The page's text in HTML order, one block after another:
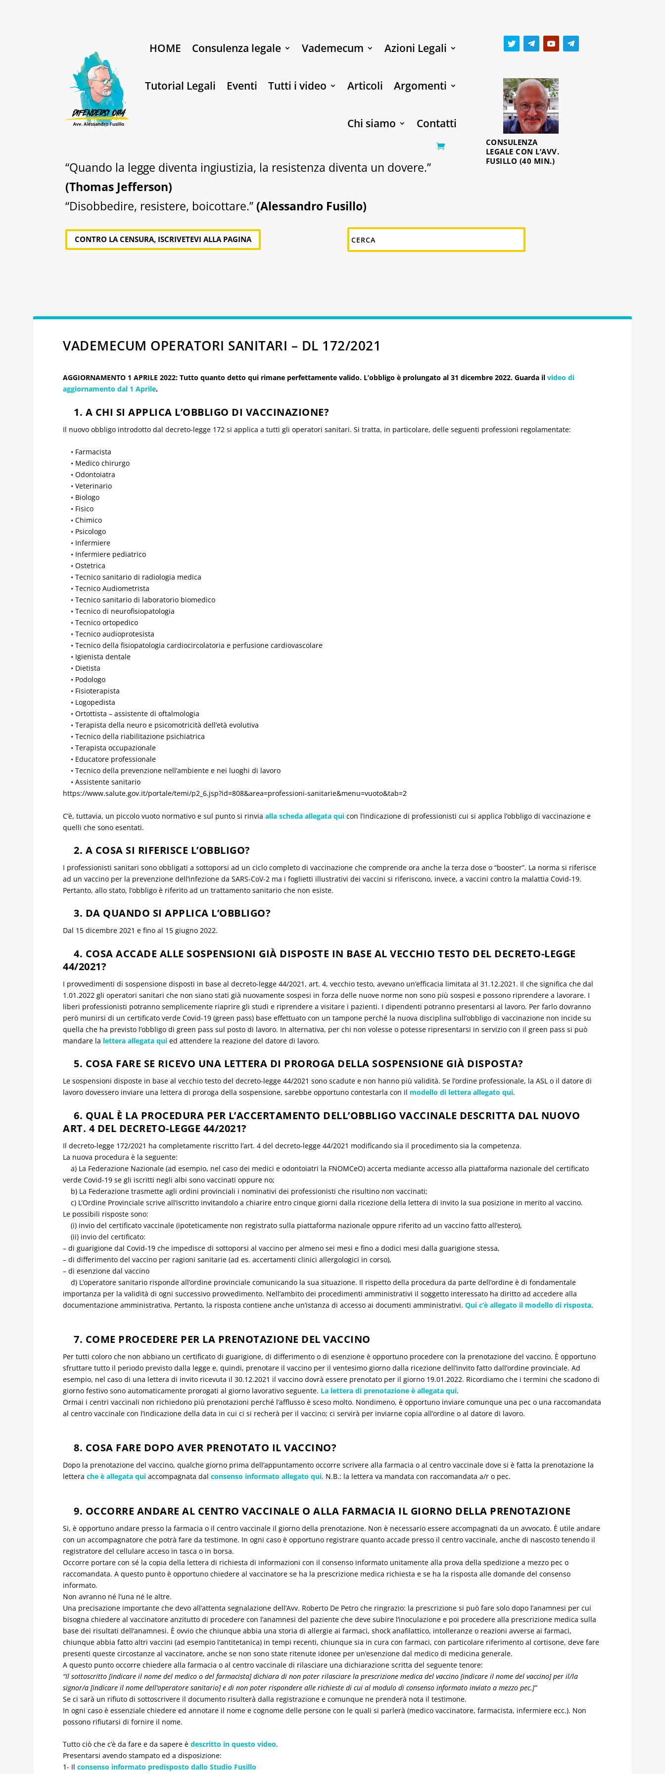
HOME Consulenza legale Vademecum Azioni Legali
Tutorial Legali Eventi Tutti i video Articoli Argomenti
Chi siamo Contatti
“Quando la legge diventa ingiustizia, la resistenza diventa un dovere.”
(Thomas Jefferson)
“Disobbedire, resistere, boicottare.” (Alessandro Fusillo)
CONSULENZA
LEGALE CON L’AVV.
FUSILLO (40 MIN.)
CONTRO LA CENSURA, ISCRIVETEVI ALLA PAGINA
VADEMECUM OPERATORI SANITARI – DL 172/2021
AGGIORNAMENTO 1 APRILE 2022: Tutto quanto detto qui rimane perfettamente valido. L’obbligo è prolungato al 31 dicembre 2022. Guarda ilvideo di
aggiornamento dal 1 Aprile.
1. A CHI SI APPLICA L’OBBLIGO DI VACCINAZIONE?
Il nuovo obbligo introdotto dal decreto-legge 172 si applica a tutti gli operatori sanitari. Si tratta, in particolare, delle seguenti professioni regolamentate:
• Farmacista
• Medico chirurgo
• Odontoiatra
• Veterinario
• Biologo
• Fisico
• Chimico
• Psicologo
• Infermiere
• Infermiere pediatrico
• Ostetrica
• Tecnico sanitario di radiologia medica
• Tecnico Audiometrista
• Tecnico sanitario di laboratorio biomedico
• Tecnico di neurofisiopatologia
• Tecnico ortopedico
• Tecnico audioprotesista
• Tecnico della fisiopatologia cardiocircolatoria e perfusione cardiovascolare
• Igienista dentale
• Dietista
• Podologo
• Fisioterapista
• Logopedista
• Ortottista – assistente di oftalmologia
• Terapista della neuro e psicomotricità dell’età evolutiva
• Tecnico della riabilitazione psichiatrica
• Terapista occupazionale
• Educatore professionale
• Tecnico della prevenzione nell’ambiente e nei luoghi di lavoro
• Assistente sanitario
https://www.salute.gov.it/portale/temi/p2_6.jsp?id=808&area=professioni-sanitarie&menu=vuoto&tab=2
C’è, tuttavia, un piccolo vuoto normativo e sul punto si rinviaalla scheda allegata qui con l’indicazione di professionisti cui si applica l’obbligo di vaccinazione e
quelli che sono esentati.
2. A COSA SI RIFERISCE L’OBBLIGO?
I professionisti sanitari sono obbligati a sottoporsi ad un ciclo completo di vaccinazione che comprende ora anche la terza dose o “booster”. La norma si riferisce
ad un vaccino per la prevenzione dell’infezione da SARS-CoV-2 ma i foglietti illustrativi dei vaccini si riferiscono, invece, a vaccini contro la malattia Covid-19.
Pertanto, allo stato, l’obbligo è riferito ad un trattamento sanitario che non esiste.
3. DA QUANDO SI APPLICA L’OBBLIGO?
Dal 15 dicembre 2021 e fino al 15 giugno 2022.
4. COSA ACCADE ALLE SOSPENSIONI GIÀ DISPOSTE IN BASE AL VECCHIO TESTO DEL DECRETO-LEGGE
44/2021?
I provvedimenti di sospensione disposti in base al decreto-legge 44/2021, art. 4, vecchio testo, avevano un’efficacia limitata al 31.12.2021. Il che significa che dal
1.01.2022 gli operatori sanitari che non siano stati già nuovamente sospesi in forza delle nuove norme non sono più sospesi e possono riprendere a lavorare. I
liberi professionisti potranno semplicemente riaprire gli studi e riprendere a visitare i pazienti. I dipendenti potranno presentarsi al lavoro. Per farlo dovranno
però munirsi di un certificato verde Covid-19 (green pass) base effettuato con un tampone perché la nuova disciplina sull’obbligo di vaccinazione non incide su
quella che ha previsto l’obbligo di green pass sul posto di lavoro. In alternativa, per chi non volesse o potesse ripresentarsi in servizio con il green pass si può
mandare la lettera allegata qui ed attendere la reazione del datore di lavoro.
5. COSA FARE SE RICEVO UNA LETTERA DI PROROGA DELLA SOSPENSIONE GIÀ DISPOSTA?
Le sospensioni disposte in base al vecchio testo del decreto-legge 44/2021 sono scadute e non hanno più validità. Se l’ordine professionale, la ASL o il datore di
lavoro dovessero inviare una lettera di proroga della sospensione, sarebbe opportuno contestarla con il modello di lettera allegato qui.
6. QUAL È LA PROCEDURA PER L’ACCERTAMENTO DELL’OBBLIGO VACCINALE DESCRITTA DAL NUOVO
ART. 4 DEL DECRETO-LEGGE 44/2021?
Il decreto-legge 172/2021 ha completamente riscritto l’art. 4 del decreto-legge 44/2021 modificando sia il procedimento sia la competenza.
La nuova procedura è la seguente:
a) La Federazione Nazionale (ad esempio, nel caso dei medici e odontoiatri la FNOMCeO) accerta mediante accesso alla piattaforma nazionale del certificato
verde Covid-19 se gli iscritti negli albi sono vaccinati oppure no;
b) La Federazione trasmette agli ordini provinciali i nominativi dei professionisti che risultino non vaccinati;
c) L’Ordine Provinciale scrive all’iscritto invitandolo a chiarire entro cinque giorni dalla ricezione della lettera di invito la sua posizione in merito al vaccino.
Le possibili risposte sono:
(i) invio del certificato vaccinale (ipoteticamente non registrato sulla piattaforma nazionale oppure riferito ad un vaccino fatto all’estero),
(ii) invio del certificato:
– di guarigione dal Covid-19 che impedisce di sottoporsi al vaccino per almeno sei mesi e fino a dodici mesi dalla guarigione stessa,
– di differimento del vaccino per ragioni sanitarie (ad es. accertamenti clinici allergologici in corso),
– di esenzione dal vaccino
d) L’operatore sanitario risponde all’ordine provinciale comunicando la sua situazione. Il rispetto della procedura da parte dell’ordine è di fondamentale
importanza per la validità di ogni successivo provvedimento. Nell’ambito dei procedimenti amministrativi il soggetto interessato ha diritto ad accedere alla
documentazione amministrativa. Pertanto, la risposta contiene anche un’istanza di accesso ai documenti amministrativi.Qui c’è allegato il modello di risposta.
7. COME PROCEDERE PER LA PRENOTAZIONE DEL VACCINO
Per tutti coloro che non abbiano un certificato di guarigione, di differimento o di esenzione è opportuno procedere con la prenotazione del vaccino. È opportuno
sfruttare tutto il periodo previsto dalla legge e, quindi, prenotare il vaccino per il ventesimo giorno dalla ricezione dell’invito fatto dall’ordine provinciale. Ad
esempio, nel caso di una lettera di invito ricevuta il 30.12.2021 il vaccino dovrà essere prenotato per il giorno 19.01.2022. Ricordiamo che i termini che scadono di
giorno festivo sono automaticamente prorogati al giorno lavorativo seguente. La lettera di prenotazione è allegata qui.
Ormai i centri vaccinali non richiedono più prenotazioni perché l’afflusso è sceso molto. Nondimeno, è opportuno inviare comunque una pec o una raccomandata
al centro vaccinale con l’indicazione della data in cui ci si recherà per il vaccino; ci servirà per inviarne copia all’ordine o al datore di lavoro.
8. COSA FARE DOPO AVER PRENOTATO IL VACCINO?
Dopo la prenotazione del vaccino, qualche giorno prima dell’appuntamento occorre scrivere alla farmacia o al centro vaccinale dove si è fatta la prenotazione la
letterache è allegata qui accompagnata dalconsenso informato allegato qui. N.B.: la lettera va mandata con raccomandata a/r o pec.
9. OCCORRE ANDARE AL CENTRO VACCINALE O ALLA FARMACIA IL GIORNO DELLA PRENOTAZIONE
Si, è opportuno andare presso la farmacia o il centro vaccinale il giorno della prenotazione. Non è necessario essere accompagnati da un avvocato. È utile andare
con un accompagnatore che potrà fare da testimone. In ogni caso è opportuno registrare quanto accade presso il centro vaccinale, anche di nascosto tenendo il
registratore del cellulare acceso in tasca o in borsa.
Occorre portare con sé la copia della lettera di richiesta di informazioni con il consenso informato unitamente alla prova della spedizione a mezzo pec o
raccomandata. A questo punto è opportuno chiedere al vaccinatore se ha la prescrizione medica richiesta e se ha la risposta alle domande del consenso
informato.
Non avranno né l’una né le altre.
Una precisazione importante che devo all’attenta segnalazione dell’Avv. Roberto De Petro che ringrazio: la prescrizione si può fare solo dopo l’anamnesi per cui
bisogna chiedere al vaccinatore anzitutto di procedere con l’anamnesi del paziente che deve subire l’inoculazione e poi procedere alla prescrizione medica sulla
base dei risultati dell’anamnesi. È ovvio che chiunque abbia una storia di allergie ai farmaci, shock anafilattico, intolleranze o reazioni avverse ai farmaci,
chiunque abbia fatto altri vaccini (ad esempio l’antitetanica) in tempi recenti, chiunque sia in cura con farmaci, con particolare riferimento al cortisone, deve fare
presenti queste circostanze al vaccinatore, anche se non sono state ritenute idonee per un’esenzione dal medico di medicina generale.
A questo punto occorre chiedere alla farmacia o al centro vaccinale di rilasciare una dichiarazione scritta del seguente tenore:
“Il sottoscritto [indicare il nome del medico o del farmacista] dichiara di non poter rilasciare la prescrizione medica del vaccino [indicare il nome del vaccino] per il/la
signor/a [indicare il nome dell’operatore sanitario] e di non poter rispondere alle richieste di cui al modulo di consenso informato inviato a mezzo pec.]”
Se ci sarà un rifiuto di sottoscrivere il documento risulterà dalla registrazione e comunque ne prenderà nota il testimone.
In ogni caso è essenziale chiedere ed annotare il nome e cognome delle persone con le quali si parlerà (medico vaccinatore, farmacista, infermiere ecc.). Non
possono rifiutarsi di fornire il nome.
Tutto ciò che c’è da fare e da sapere èdescritto in questo video.
Presentarsi avendo stampato ed a disposizione:
1- Ilconsenso informato predisposto dallo Studio Fusillo